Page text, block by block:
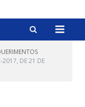
2017, DE 21 DE